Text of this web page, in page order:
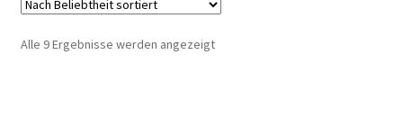
Alle 9 Ergebnisse werden angezeigtNach